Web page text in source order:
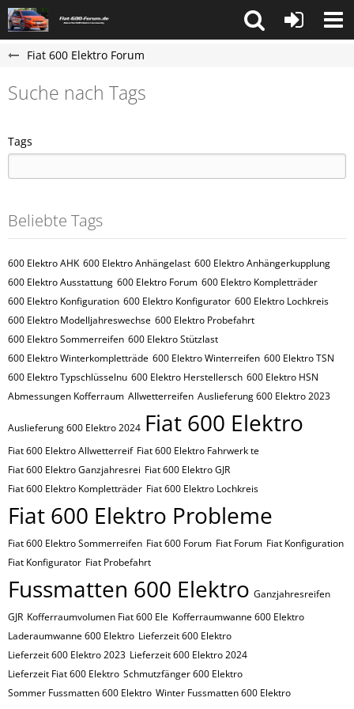
Fiat 600 Elektro Forum
Suche nach Tags
Tags
Beliebte Tags
600 Elektro AHK 600 Elektro Anhängelast 600 Elektro Anhängerkupplung
600 Elektro Ausstattung 600 Elektro Forum 600 Elektro Kompletträder
600 Elektro Konfiguration 600 Elektro Konfigurator 600 Elektro Lochkreis
600 Elektro Modelljahreswechse 600 Elektro Probefahrt
600 Elektro Sommerreifen 600 Elektro Stützlast
600 Elektro Winterkompletträde 600 Elektro Winterreifen 600 Elektro​​​​ TSN
600 Elektro​​​​ Typschlüsselnu 600 Elektro​​​​​ Herstellersch 600 Elektro​​​​​ HSN
Abmessungen Kofferraum Allwetterreifen Auslieferung 600 Elektro 2023
Auslieferung 600 Elektro 2024 Fiat 600 Elektro
Fiat 600 Elektro Allwetterreif Fiat 600 Elektro Fahrwerk te
Fiat 600 Elektro Ganzjahresrei Fiat 600 Elektro GJR
Fiat 600 Elektro Kompletträder Fiat 600 Elektro Lochkreis
Fiat 600 Elektro Probleme
Fiat 600 Elektro Sommerreifen Fiat 600 Forum Fiat Forum Fiat Konfiguration
Fiat Konfigurator Fiat Probefahrt
Fussmatten 600 Elektro Ganzjahresreifen
GJR Kofferraumvolumen Fiat 600 Ele Kofferraumwanne 600 Elektro
Laderaumwanne 600 Elektro Lieferzeit 600 Elektro
Lieferzeit 600 Elektro 2023 Lieferzeit 600 Elektro 2024
Lieferzeit Fiat 600 Elektro Schmutzfänger 600 Elektro
Sommer Fussmatten 600 Elektro Winter Fussmatten 600 Elektro